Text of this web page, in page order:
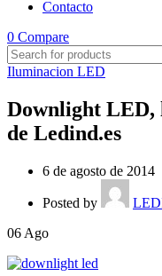
Contacto
0 Compare
Iluminacion LED
Downlight LED,
de Ledind.es
6 de agosto de 2014
Posted by
06 Ago